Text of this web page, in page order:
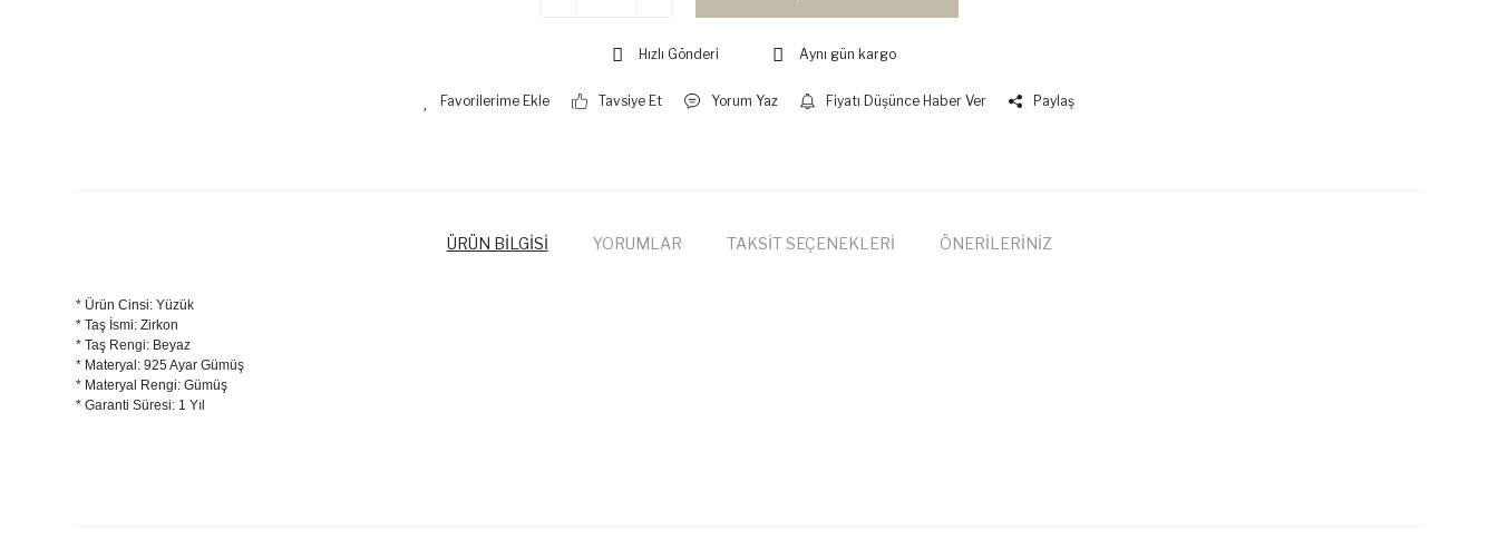
Hızlı Gönderi Aynı gün kargo
Tavsiye Et Yorum Yaz Fiyatı Düşünce Haber Ver Paylaş
ÜRÜN BİLGİSİ YORUMLAR TAKSİT SEÇENEKLERİ ÖNERİLERİNİZ
* Ürün Cinsi: Yüzük
* Taş İsmi: Zirkon
* Taş Rengi: Beyaz
* Materyal: 925 Ayar Gümüş
* Materyal Rengi: Gümüş
* Garanti Süresi: 1 Yıl